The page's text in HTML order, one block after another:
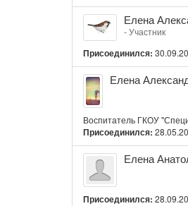
Елена
Александровна
Гребенкина(
Елена
- Участник
Присоединился:
Елена
Александровна
Колещатая(
you-
heruvimchik@mail.ru)
Елена
Воспитатель ГКОУ
Присоединился:
Елена
Анатольевна
Гончарук(
elen767@mail.ru)
Елена
Присоединился: